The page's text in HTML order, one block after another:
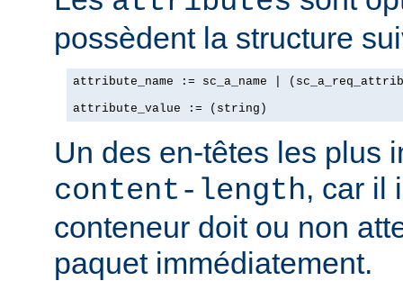
possèdent la structure
attribute_name := sc_a_name |
attribute_value := (string)
Un des en-têtes les plus
content-length, car il
conteneur doit ou non
paquet immédiatement.